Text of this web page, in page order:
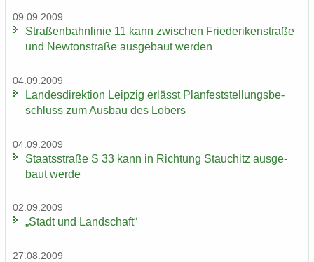
09.09.2009
Stra­ßen­bahn­li­nie 11 kann zwi­schen Frie­de­ri­ken­stra­ße
und New­ton­stra­ße aus­ge­baut wer­den
04.09.2009
Lan­des­di­rek­ti­on Leip­zig er­lässt Plan­fest­stel­lungs­be­
schluss zum Aus­bau des Lobers
04.09.2009
Staats­stra­ße S 33 kann in Rich­tung Stau­chitz aus­ge­
baut werde
02.09.2009
„Stadt und Land­schaft“
27.08.2009